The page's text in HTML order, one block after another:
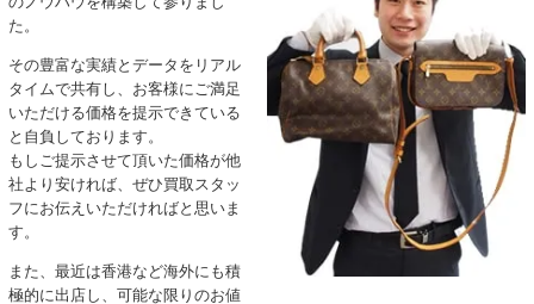
た。
その豊富な実績とデータをリアル
タイムで共有し、お客様にご満足
いただける価格を提示できている
と自負しております。
もしご提示させて頂いた価格が他
社より安ければ、ぜひ買取スタッ
フにお伝えいただければと思いま
す。
また、最近は香港など海外にも積
極的に出店し、可能な限りのお値